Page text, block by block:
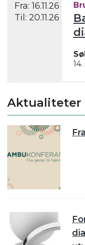
Fra:16.11.26
Til: 20.11.26
Aktualiteter